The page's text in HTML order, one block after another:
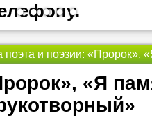
•••••
Задайте свои
- для этого есть Nado5.ru!
поэта и поэзии: «Пророк»,
«Я